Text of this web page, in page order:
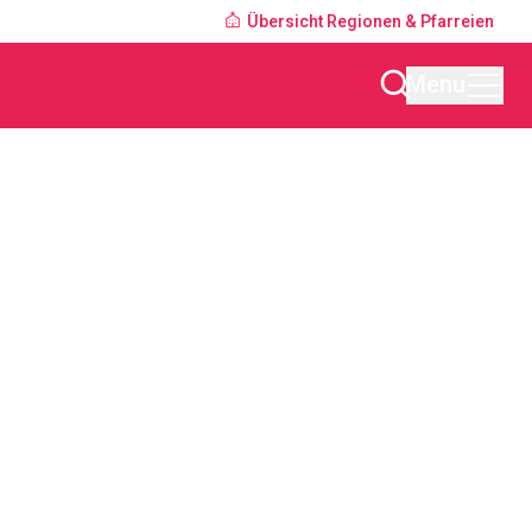
Übersicht Regionen & Pfarreien